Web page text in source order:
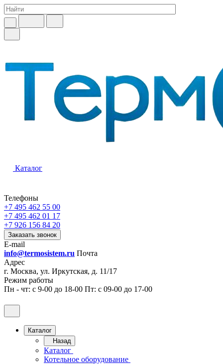
Каталог
Телефоны
+7 495 462 55 00
+7 495 462 01 17
+7 926 156 84 20
Заказать звонок
E-mail
info@termosistem.ru Почта
Адрес
г. Москва, ул. Иркутская, д. 11/17
Режим работы
Пн - чт: с 9-00 до 18-00 Пт: с 09-00 до 17-00
Каталог
Назад
Каталог
Котельное оборудование